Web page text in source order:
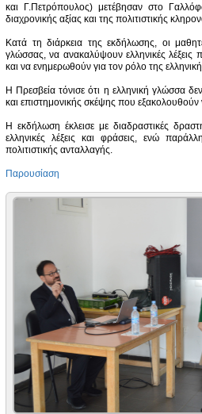
και Γ.Πετρόπουλος) μετέβησαν στο
διαχρονικής αξίας και της πολιτιστικής
Κατά τη διάρκεια της εκδήλωσης, οι
γλώσσας, να ανακαλύψουν ελληνικές λέξεις
και να ενημερωθούν για τον ρόλο της
Η Πρεσβεία τόνισε ότι η ελληνική γλώσσα
και επιστημονικής σκέψης που
Η εκδήλωση έκλεισε με διαδραστικές
ελληνικές λέξεις και φράσεις, ενώ
πολιτιστικής ανταλλαγής.
Παρουσίαση